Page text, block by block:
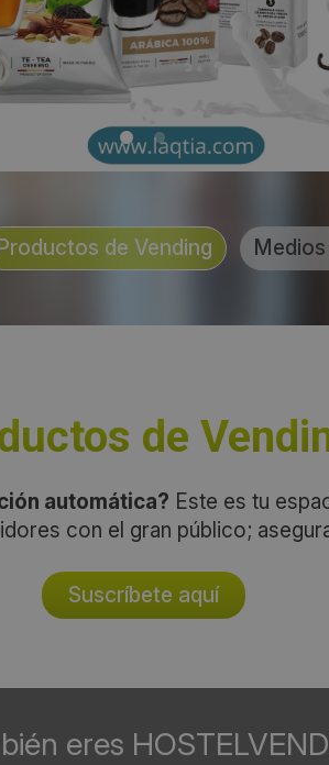
Productos de Vending
de
automática? Este es tu
con el gran público;
Suscríbete aquí
eres